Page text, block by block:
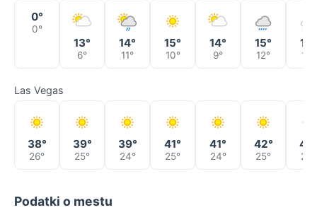
0°
0°
13°
6°
14°
11°
15°
10°
14°
9°
15°
12°
14°
12°
Las Vegas
38°
26°
39°
25°
39°
24°
41°
25°
41°
24°
42°
25° 26°
Podatki o mestu